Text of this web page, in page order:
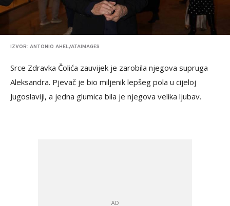
IZVOR: ANTONIO AHEL/ATAIMAGES
Srce Zdravka Čolića zauvijek je zarobila njegova supruga
Aleksandra. Pjevač je bio miljenik lepšeg pola u cijeloj
Jugoslaviji, a jedna glumica bila je njegova velika ljubav.